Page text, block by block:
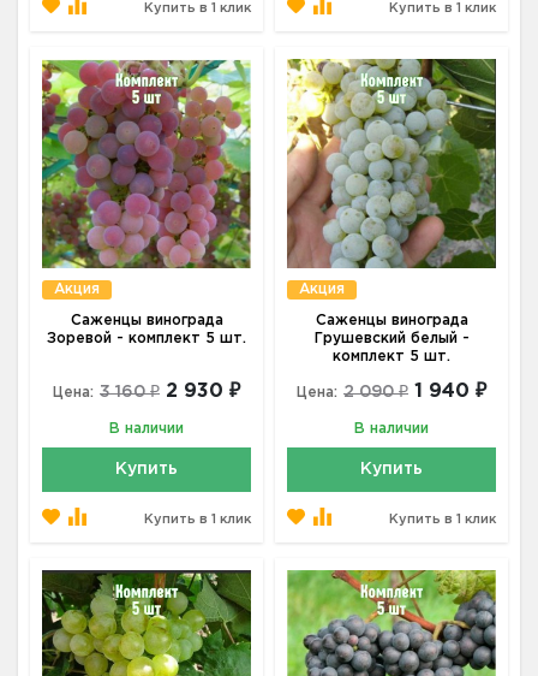
Купить в 1 клик Купить в 1 клик
Акция
Саженцы винограда
Зоревой - комплект 5 шт.
Цена: 3 160 ₽ 2 930 ₽
В наличии
Купить
Купить в 1 клик
Акция
Саженцы винограда
Грушевский белый -
комплект 5 шт.
Цена: 2 090 ₽ 1 940 ₽
В наличии
Купить
Купить в 1 клик